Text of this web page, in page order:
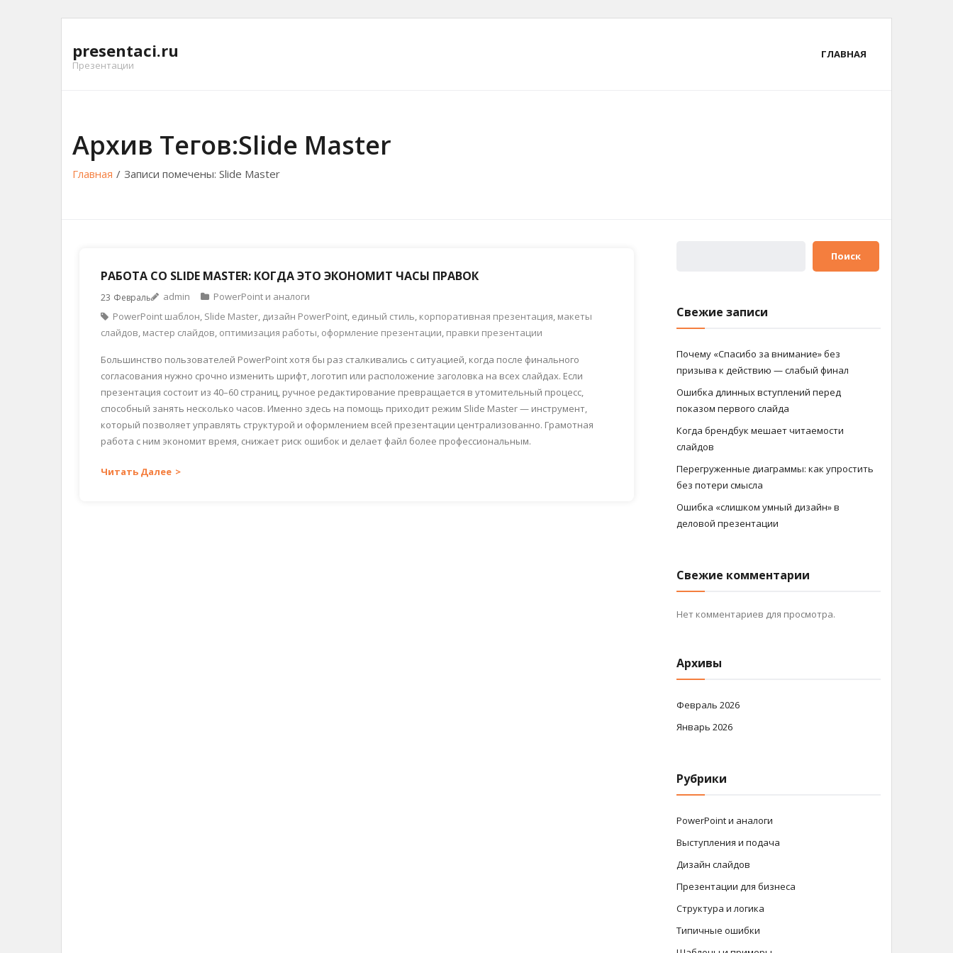
содержимому
presentaci.ru
Презентации
ГЛАВНАЯ
Архив Тегов:Slide Master
Главная / Записи помечены: Slide Master
РАБОТА СО SLIDE MASTER: КОГДА ЭТО ЭКОНОМИТ ЧАСЫ ПРАВОК
23 Февраль admin
PowerPoint и аналоги
PowerPoint шаблон, Slide Master, дизайн PowerPoint, единый стиль, корпоративная презентация, макеты
слайдов, мастер слайдов, оптимизация работы, оформление презентации, правки презентации
Большинство пользователей PowerPoint хотя бы раз сталкивались с ситуацией, когда после финального
согласования нужно срочно изменить шрифт, логотип или расположение заголовка на всех слайдах. Если
презентация состоит из 40–60 страниц, ручное редактирование превращается в утомительный процесс,
способный занять несколько часов. Именно здесь на помощь приходит режим Slide Master — инструмент,
который позволяет управлять структурой и оформлением всей презентации централизованно. Грамотная
работа с ним экономит время, снижает риск ошибок и делает файл более профессиональным.
Читать Далее
Поиск
Свежие записи
Почему «Спасибо за внимание» без
призыва к действию — слабый финал
Ошибка длинных вступлений перед
показом первого слайда
Когда брендбук мешает читаемости
слайдов
Перегруженные диаграммы: как упростить
без потери смысла
Ошибка «слишком умный дизайн» в
деловой презентации
Свежие комментарии
Нет комментариев для просмотра.
Архивы
Февраль 2026
Январь 2026
Рубрики
PowerPoint и аналоги
Выступления и подача
Дизайн слайдов
Презентации для бизнеса
Структура и логика
Типичные ошибки